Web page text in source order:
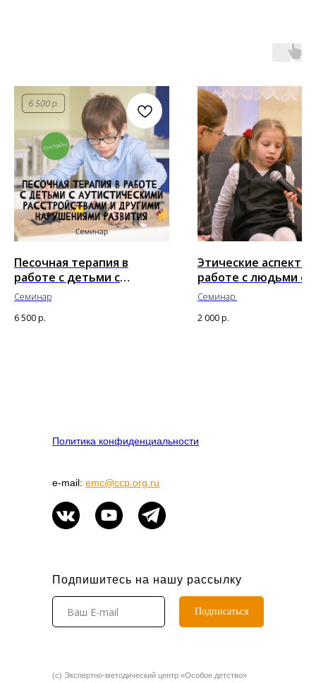
Песочная терапия в
работе с детьми с
аутистическими
расстройствами и другими
нарушениями развития
Семинар
6 500р.
Этические аспекты
работе с людьми с
ограниченными
возможностями
и инвалидностью
Семинар
2 000р.
Политика конфиденциальности
e-mail: emc@ccp.org.ru
Подписаться
(c) Экспертно-методический центр «Особое детство»
Подпишитесь на нашу рассылку